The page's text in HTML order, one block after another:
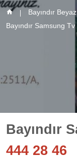
Bayındır
Bayındır Samsung
Bayındır
444 28 46